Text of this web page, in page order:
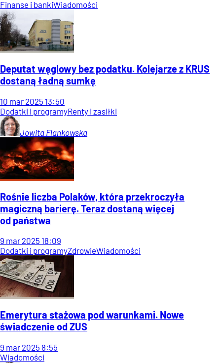
Finanse i bankiWiadomości
Deputat węglowy bez podatku. Kolejarze z KRUS
dostaną ładną sumkę
10 mar 2025 13:50
Dodatki i programyRenty i zasiłki
Jowita Flankowska
Rośnie liczba Polaków, która przekroczyła
magiczną barierę. Teraz dostaną więcej
od państwa
9 mar 2025 18:09
Dodatki i programyZdrowieWiadomości
Emerytura stażowa pod warunkami. Nowe
świadczenie od ZUS
9 mar 2025 8:55
Wiadomości